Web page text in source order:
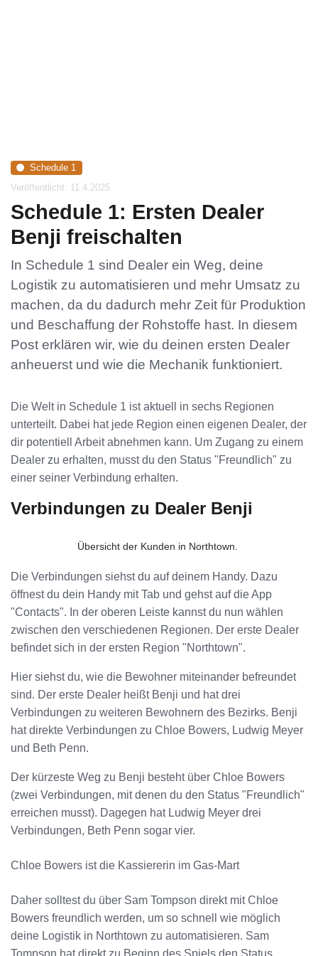
Schedule 1
Veröffentlicht: 11.4.2025
Schedule 1: Ersten Dealer
Benji freischalten
In Schedule 1 sind Dealer ein Weg, deine
Logistik zu automatisieren und mehr Umsatz zu
machen, da du dadurch mehr Zeit für Produktion
und Beschaffung der Rohstoffe hast. In diesem
Post erklären wir, wie du deinen ersten Dealer
anheuerst und wie die Mechanik funktioniert.
Die Welt in Schedule 1 ist aktuell in sechs Regionen
unterteilt. Dabei hat jede Region einen eigenen Dealer, der
dir potentiell Arbeit abnehmen kann. Um Zugang zu einem
Dealer zu erhalten, musst du den Status "Freundlich" zu
einer seiner Verbindung erhalten.
Verbindungen zu Dealer Benji
Übersicht der Kunden in Northtown.
Die Verbindungen siehst du auf deinem Handy. Dazu
öffnest du dein Handy mit Tab und gehst auf die App
"Contacts". In der oberen Leiste kannst du nun wählen
zwischen den verschiedenen Regionen. Der erste Dealer
befindet sich in der ersten Region "Northtown".
Hier siehst du, wie die Bewohner miteinander befreundet
sind. Der erste Dealer heißt Benji und hat drei
Verbindungen zu weiteren Bewohnern des Bezirks. Benji
hat direkte Verbindungen zu Chloe Bowers, Ludwig Meyer
und Beth Penn.
Der kürzeste Weg zu Benji besteht über Chloe Bowers
(zwei Verbindungen, mit denen du den Status "Freundlich"
erreichen musst). Dagegen hat Ludwig Meyer drei
Verbindungen, Beth Penn sogar vier.
Chloe Bowers ist die Kassiererin im Gas-Mart
Daher solltest du über Sam Tompson direkt mit Chloe
Bowers freundlich werden, um so schnell wie möglich
deine Logistik in Northtown zu automatisieren. Sam
Tompson hat direkt zu Beginn des Spiels den Status